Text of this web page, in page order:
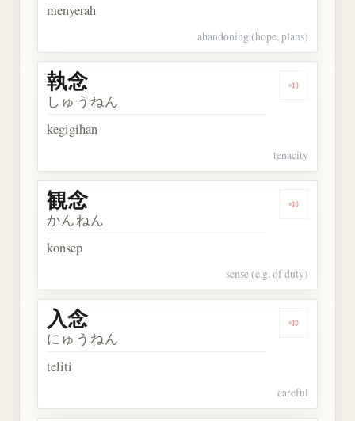
menyerah
abandoning (hope, plans)
Dengarkan
執念
しゅうねん
kegigihan
tenacity
Dengarkan
観念
かんねん
konsep
sense (e.g. of duty)
Dengarkan
入念
にゅうねん
teliti
careful